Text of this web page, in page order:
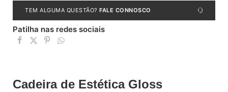
TEM ALGUMA QUESTÃO? FALE CONNOSCO
Patilha nas redes sociais
Cadeira de Estética Gloss